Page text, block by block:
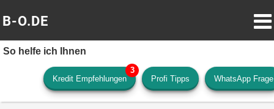
B-O.DE
So helfe ich Ihnen
Kredit Empfehlungen Profi Tipps WhatsApp Frage